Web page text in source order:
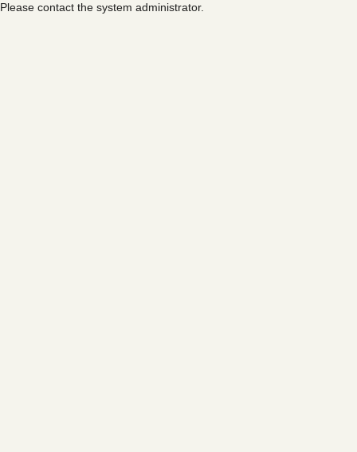
Please contact the system administrator.